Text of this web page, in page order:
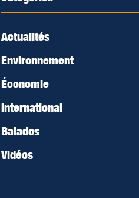
Actualités
Environnement
Économie
International
Balados
Vidéos